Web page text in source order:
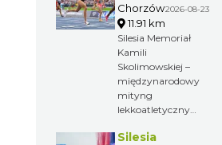
Kamili
Skolimowskiej
Chorzów2026-08-23
11.91 km
Silesia Memoriał
Kamili
Skolimowskiej –
międzynarodowy
mityng
lekkoatletyczny
przez Fundację
Silesia